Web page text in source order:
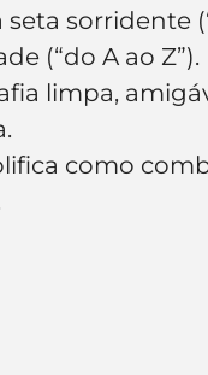
seta sorridente
(“do A ao Z”).
limpa,
como